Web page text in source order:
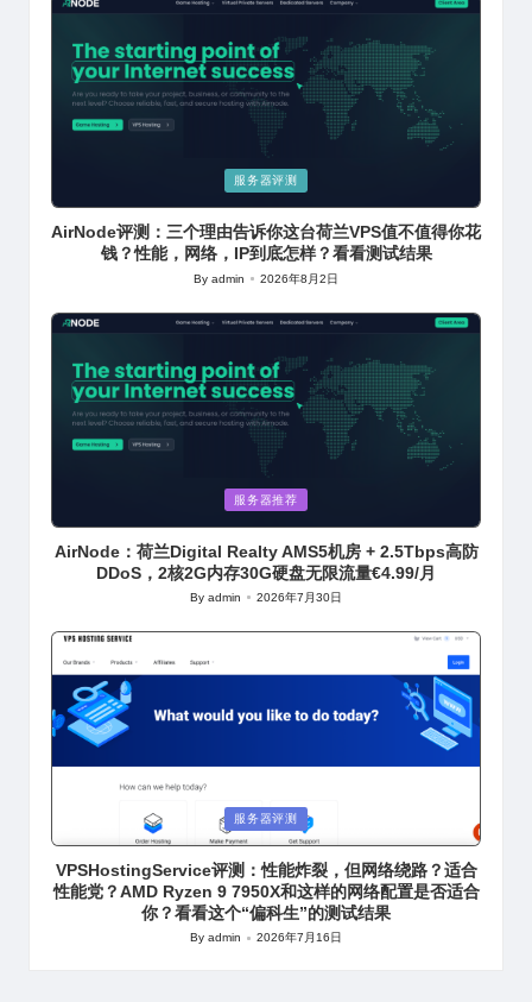
in
服务器评测
AirNode评测：三个理由告诉你这台荷兰VPS值不值得你花
钱？性能，网络，IP到底怎样？看看测试结果
Posted
Byadmin 2026年8月2日
in
服务器推荐
AirNode：荷兰Digital Realty AMS5机房 + 2.5Tbps高防
DDoS，2核2G内存30G硬盘无限流量€4.99/月
Posted
Byadmin 2026年7月30日
in
服务器评测
VPSHostingService评测：性能炸裂，但网络绕路？适合
性能党？AMD Ryzen 9 7950X和这样的网络配置是否适合
你？看看这个“偏科生”的测试结果
Posted
Byadmin 2026年7月16日